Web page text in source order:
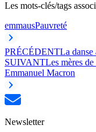
Les mots-clés/tags
emmausPauvreté
PRÉCÉDENTLa danse
SUIVANTLes mères
Emmanuel Macron
Newsletter